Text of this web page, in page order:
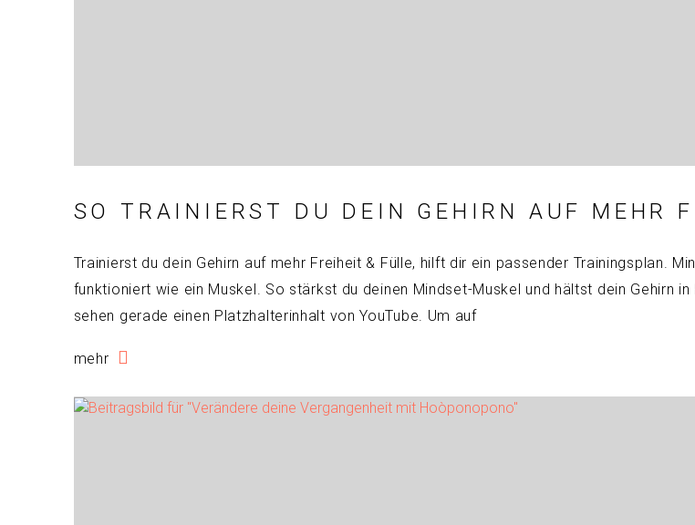
SO TRAINIERST DU DEIN GEHIRN AUF MEHR
Trainierst du dein Gehirn auf mehr Freiheit & Fülle, hilft dir ein passender Trainingsplan.
funktioniert wie ein Muskel. So stärkst du deinen Mindset-Muskel und hältst dein Gehirn
sehen gerade einen Platzhalterinhalt von YouTube. Um auf
mehr